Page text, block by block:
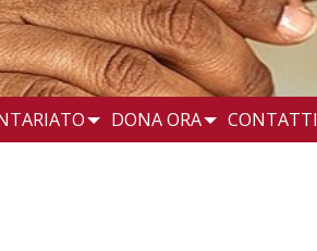
DONA ORA CONTATTI